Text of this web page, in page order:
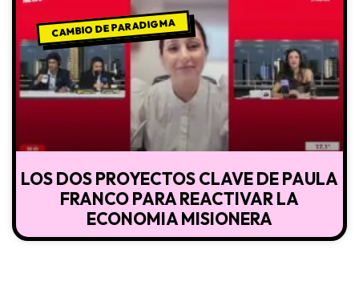
CAMBIO DE PARADIGMA
LOS DOS PROYECTOS CLAVE DE PAULA
FRANCO PARA REACTIVAR LA
ECONOMIA MISIONERA